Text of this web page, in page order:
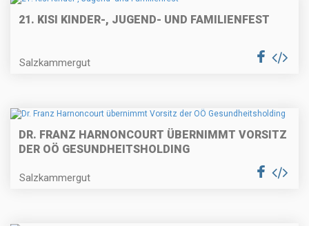
21. KISI KINDER-, JUGEND- UND FAMILIENFEST
Salzkammergut
DR. FRANZ HARNONCOURT ÜBERNIMMT VORSITZ
DER OÖ GESUNDHEITSHOLDING
Salzkammergut